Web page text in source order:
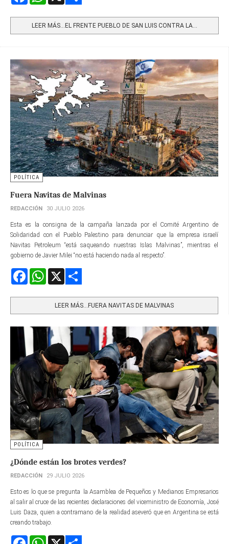
LEER MÁS…EL FRENTE PUEBLO DE SAN LUIS CONTRA LA...
POLÍTICA
Fuera Navitas de Malvinas
REDACCIÓN 30 JULIO 2026
Esta es la consigna de la campaña lanzada por el Comité Argentino de
Solidaridad con el Pueblo Palestino para denunciar que la empresa israelí
Navitas Petroleum “está saqueando nuestras Islas Malvinas”, mientras el
gobierno de Javier Milei “no está haciendo nada al respecto”.
FacebookWhatsApp
LEER MÁS…FUERA NAVITAS DE MALVINAS
POLÍTICA
¿Dónde están los brotes verdes?
REDACCIÓN 29 JULIO 2026
Esto es lo que se pregunta la Asamblea de Pequeños y Medianos Empresarios
al salir al cruce de las recientes declaraciones del viceministro de Economía, José
Luis Daza, quien a contramano de la realidad aseveró que en Argentina se está
creando trabajo.
FacebookWhatsApp